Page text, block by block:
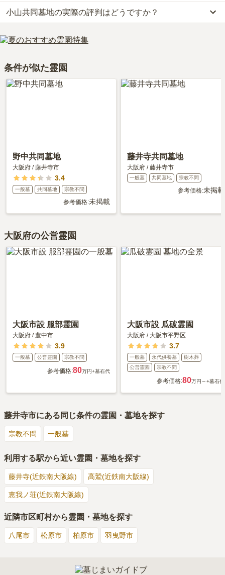
お墓は、価格が高いものがよい、安いものが悪い、という訳ではあ
りません。大切なのは、ご家族が心から納得し、安心してお参りで
きる場所を選ぶことです。
公共交通機関の場合、近鉄南大阪線「高鷲駅」から徒歩約10分で
す。
車の場合、西名阪自動車道「藤井寺インター」から車で約8分で
す。
確認ください。
小山共同墓地の実際の評判はどうですか？
当サイトに寄せられた総合評価は、2.7点です。
利用者様からは「何もない住宅地です。何もない。かろうじて徒歩
オンの立て直しが住みそこで花や食事、お供え物が買えると思いま
す。」といったお声をいただいております。
条件が似た霊園
野中共同墓地
大阪府 /藤井寺市
3.4
一般墓 共同墓地 宗教不問
参考価格:未掲載
藤井寺共同墓地
大阪府 /藤井寺市
一般墓 共同墓地 宗教不問
参考価格:未掲載
大阪府の公営霊園
大阪市設 服部霊園
大阪府 / 豊中市
3.9
一般墓 公営霊園 宗教不問
参考価格:80万円+墓石代
大阪市設 瓜破霊園
大阪府 / 大阪市平野区
3.7
一般墓 永代供養墓
樹木葬
公営霊園
宗教不問
参考価格:80万円～+墓石代
藤井寺市にある同じ条件の霊園・墓地を探す
宗教不問 一般墓
利用する駅から近い霊園・墓地を探す
藤井寺(近鉄南大阪線) 高鷲(近鉄南大阪線)
恵我ノ荘(近鉄南大阪線)
近隣市区町村から霊園・墓地を探す
八尾市 松原市 柏原市 羽曳野市